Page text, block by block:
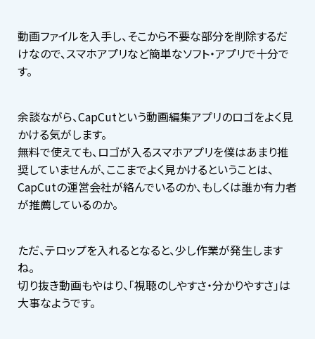
動画ファイルを入手し、そこから不要な部分を削除するだ
けなので、スマホアプリなど簡単なソフト・アプリで十分で
す。
余談ながら、CapCutという動画編集アプリのロゴをよく見
かける気がします。
無料で使えても、ロゴが入るスマホアプリを僕はあまり推
奨していませんが、ここまでよく見かけるということは、
CapCutの運営会社が絡んでいるのか、もしくは誰か有力者
が推薦しているのか。
ただ、テロップを入れるとなると、少し作業が発生します
ね。
切り抜き動画もやはり、「視聴のしやすさ・分かりやすさ」は
大事なようです。